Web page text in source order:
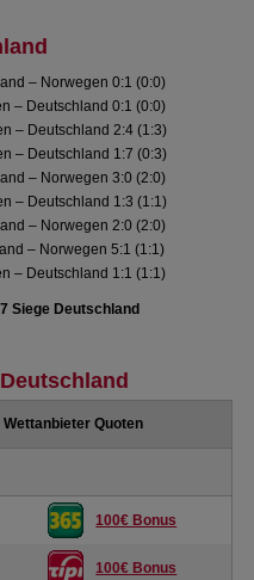
– Norwegen 0:1 (0:0)
– Deutschland 0:1 (0:0)
– Deutschland 2:4 (1:3)
– Deutschland 1:7 (0:3)
– Norwegen 3:0 (2:0)
– Deutschland 1:3 (1:1)
– Norwegen 2:0 (2:0)
– Norwegen 5:1 (1:1)
– Deutschland 1:1 (1:1)
Siege Deutschland
Quoten
100€ Bonus
100€ Bonus